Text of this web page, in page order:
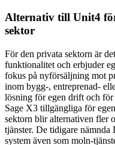
Alternativ till Unit4
sektor
För den privata sektorn är
funktionalitet och erbjuder
fokus på nyförsäljning mot
inom bygg-, entreprenad-
lösning för egen drift och för
Sage X3 tillgängliga för
sektorn blir alternativen fler
tjänster. De tidigare nämnda
system även som moln-